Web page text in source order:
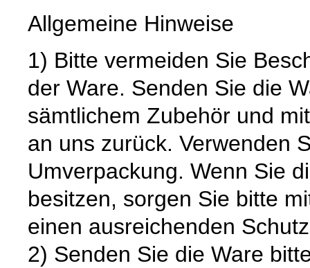
Allgemeine Hinweise
1) Bitte vermeiden Sie
der Ware. Senden Sie die
sämtlichem Zubehör und
an uns zurück. Verwenden
Umverpackung. Wenn Sie
besitzen, sorgen Sie bitte
einen ausreichenden
2) Senden Sie die Ware